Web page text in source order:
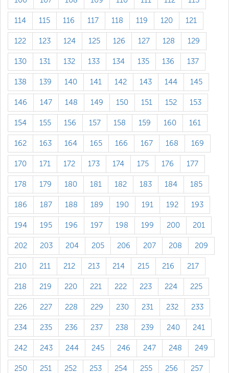
114 115 116 117 118 119 120 121
122 123 124 125 126 127 128 129
130 131 132 133 134 135 136 137
138 139 140 141 142 143 144 145
146 147 148 149 150 151 152 153
154 155 156 157 158 159 160 161
162 163 164 165 166 167 168 169
170 171 172 173 174 175 176 177
178 179 180 181 182 183 184 185
186 187 188 189 190 191 192 193
194 195 196 197 198 199 200 201
202 203 204 205 206 207 208 209
210 211 212 213 214 215 216 217
218 219 220 221 222 223 224 225
226 227 228 229 230 231 232 233
234 235 236 237 238 239 240 241
242 243 244 245 246 247 248 249
250 251 252 253 254 255 256 257